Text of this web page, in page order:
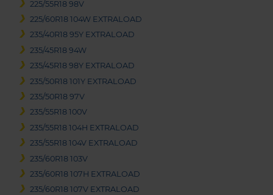
225/55R18 98V
225/60R18 104W EXTRALOAD
235/40R18 95Y EXTRALOAD
235/45R18 94W
235/45R18 98Y EXTRALOAD
235/50R18 101Y EXTRALOAD
235/50R18 97V
235/55R18 100V
235/55R18 104H EXTRALOAD
235/55R18 104V EXTRALOAD
235/60R18 103V
235/60R18 107H EXTRALOAD
235/60R18 107V EXTRALOAD